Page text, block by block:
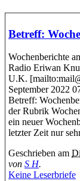
Betreff:
Wochenberichte
Radio Eriwan
U.K.
September 2022
Betreff:
der Rubrik
ein neuer
letzter Zeit nur
Geschrieben am
von S H.
Keine Leserbriefe